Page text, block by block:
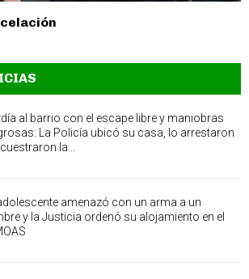
al barrio con el escape libre y maniobras
La Policía ubicó su casa, lo arrestaron
la...
amenazó con un arma a un
y la Justicia ordenó su alojamiento en el